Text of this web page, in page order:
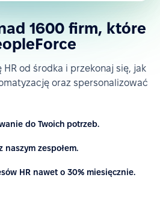
1600 firm, które
HR od środka i przekonaj się, jak
oraz spersonalizować
do Twoich potrzeb.
naszym zespołem.
HR nawet o 30% miesięcznie.